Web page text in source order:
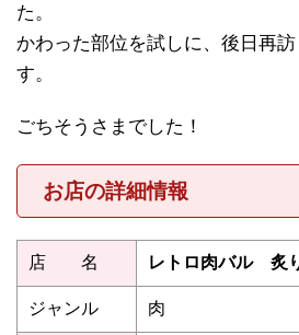
た。
かわった部位を試しに、後日再
す。
ごちそうさまでした！
お店の詳細情報
店 名 レトロ肉バル 炙
ジャンル 肉